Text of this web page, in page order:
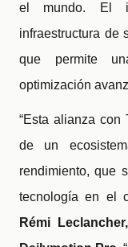
el mundo. El
infraestructura de
que permite
optimización
“Esta alianza con
de un
rendimiento, que
tecnología en el
Rémi